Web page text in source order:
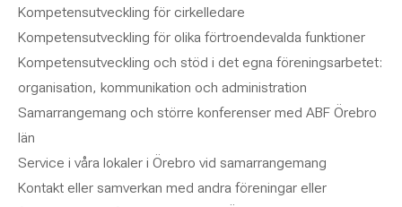
Kompetensutveckling för cirkelledare
Kompetensutveckling för olika förtroendevalda funktioner
Kompetensutveckling och stöd i det egna föreningsarbetet:
organisation, kommunikation och administration
Samarrangemang och större konferenser med ABF Örebro
län
Service i våra lokaler i Örebro vid samarrangemang
Kontakt eller samverkan med andra föreningar eller